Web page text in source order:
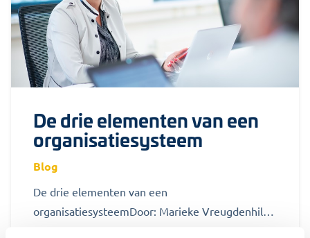
De drie elementen van een
organisatiesysteem
Blog
De drie elementen van een
organisatiesysteemDoor: Marieke Vreugdenhil